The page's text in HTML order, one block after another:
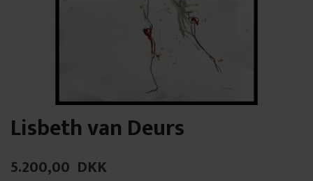
Lisbeth van Deurs
5.200,00 DKK